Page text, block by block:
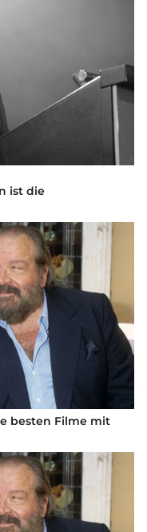
ist die
besten Filme mit